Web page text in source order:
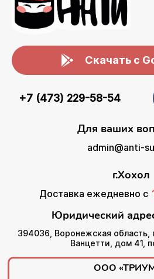
Скачать с
+7 (473) 229-58-54
Для ваших
admin@anti-
г.Хохол
Доставка ежедневно с
Юридический
394036, Воронежская область,
Ванцетти, дом 41,
ООО